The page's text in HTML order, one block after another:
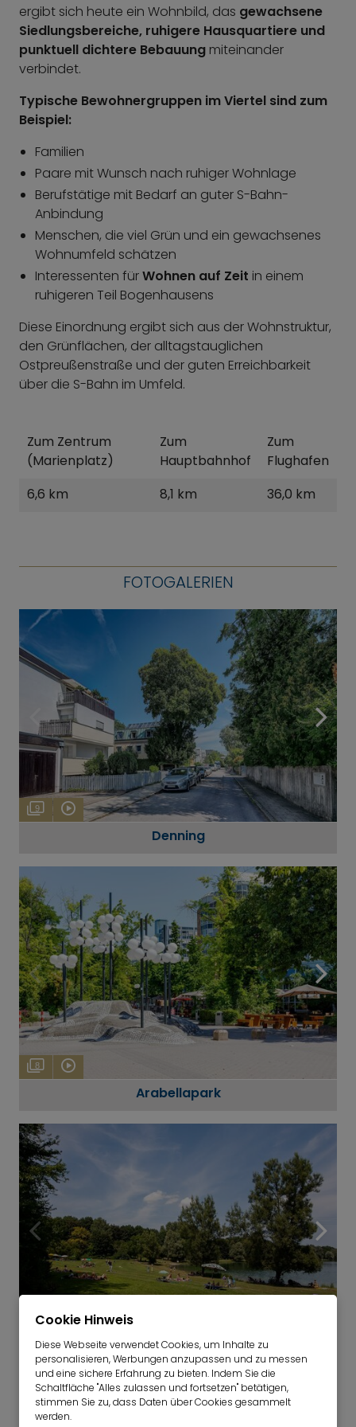
ergibt sich heute ein Wohnbild, das gewachsene
Siedlungsbereiche, ruhigere Hausquartiere und
punktuell dichtere Bebauung miteinander
verbindet.
Typische Bewohnergruppen im Viertel sind zum
Beispiel:
Familien
Paare mit Wunsch nach ruhiger Wohnlage
Berufstätige mit Bedarf an guter S-Bahn-
Anbindung
Menschen, die viel Grün und ein gewachsenes
Wohnumfeld schätzen
Interessenten fürWohnen auf Zeit in einem
ruhigeren Teil Bogenhausens
Diese Einordnung ergibt sich aus der Wohnstruktur,
den Grünflächen, der alltagstauglichen
Ostpreußenstraße und der guten Erreichbarkeit
über die S-Bahn im Umfeld.
Zum Zentrum
(Marienplatz)
Zum
Hauptbahnhof
Zum
Flughafen
6,6 km
8,1 km 36,0 km
FOTOGALERIEN
9
Denning
8
Arabellapark
12
Feringa See
Cookie Hinweis
Diese Webseite verwendet Cookies, um Inhalte zu
personalisieren, Werbungen anzupassen und zu messen
und eine sichere Erfahrung zu bieten. Indem Sie die
Schaltfläche "Alles zulassen und fortsetzen" betätigen,
stimmen Sie zu, dass Daten über Cookies gesammelt
werden.